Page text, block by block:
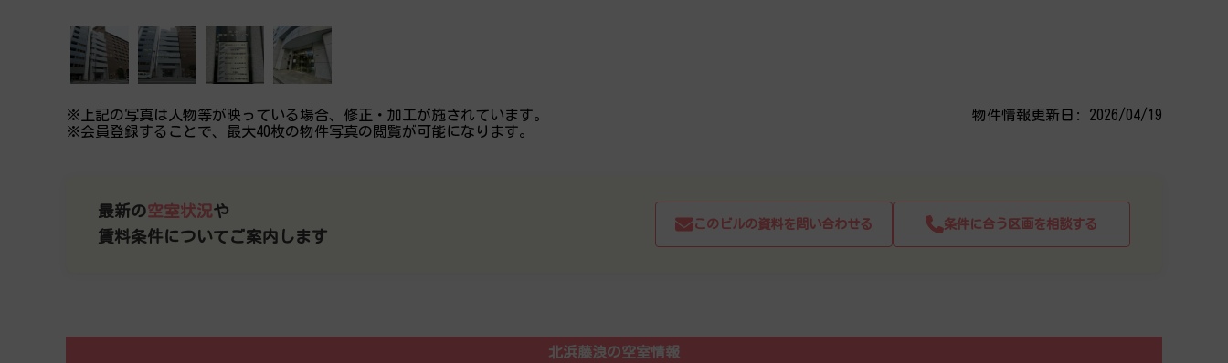
※上記の写真は人物等が映っている場合、修正・加工が施されています。
※会員登録することで、最大40枚の物件写真の閲覧が可能になります。
物件情報更新日: 2026/04/19
最新の空室状況や
賃料条件についてご案内します
このビルの資料を問い合わせる 条件に合う区画を相談する
北浜藤浪の空室情報